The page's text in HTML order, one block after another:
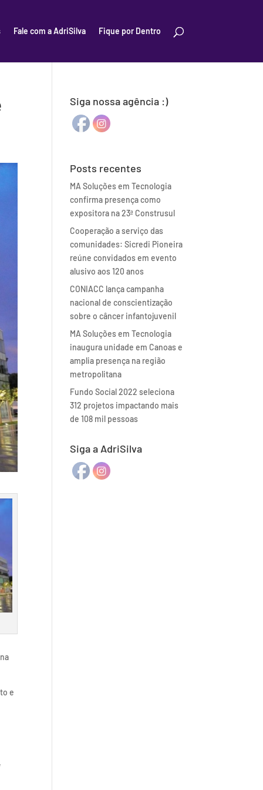
Fale com a AdriSilva Fique por Dentro
e
Siga nossa agência :)
Posts recentes
MA Soluções em Tecnologia
confirma presença como
expositora na 23ª Construsul
Cooperação a serviço das
comunidades: Sicredi Pioneira
reúne convidados em evento
alusivo aos 120 anos
CONIACC lança campanha
nacional de conscientização
sobre o câncer infantojuvenil
MA Soluções em Tecnologia
inaugura unidade em Canoas e
amplia presença na região
metropolitana
Fundo Social 2022 seleciona
312 projetos impactando mais
de 108 mil pessoas
Siga a AdriSilva